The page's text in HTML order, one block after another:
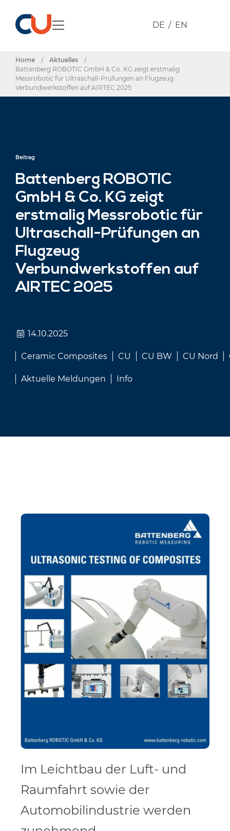
DE EN
Home / Aktuelles
/
Battenberg ROBOTIC GmbH & Co. KG zeigt erstmalig
Messrobotic für Ultraschall-Prüfungen an Flugzeug
Verbundwerkstoffen auf AIRTEC 2025
Beitrag
Battenberg ROBOTIC
GmbH & Co. KG zeigt
erstmalig Messrobotic für
Ultraschall-Prüfungen an
Flugzeug
Verbundwerkstoffen auf
AIRTEC 2025
14.10.2025
Ceramic Composites CU CU BW CU Nord
Aktuelle Meldungen Info
Im Leichtbau der Luft- und
Raumfahrt sowie der
Automobilindustrie werden